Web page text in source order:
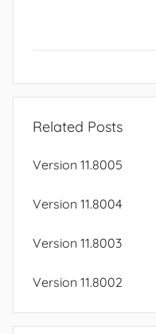
R
l
s
N
t
Related Posts
Version 11.8005
Version 11.8004
Version 11.8003
Version 11.8002